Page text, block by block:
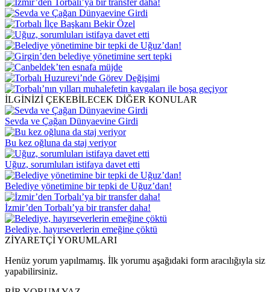
İLGİNİZİ ÇEKEBİLECEK DİĞER KONULAR
Sevda ve Çağan Dünyaevine Girdi
Bu kez oğluna da staj veriyor
Uğuz, sorumluları istifaya davet etti
Belediye yönetimine bir tepki de Uğuz’dan!
İzmir’den Torbalı’ya bir transfer daha!
Belediye, hayırseverlerin emeğine çöktü
ZİYARETÇİ YORUMLARI
Henüz yorum yapılmamış. İlk yorumu aşağıdaki form aracılığıyla siz
yapabilirsiniz.